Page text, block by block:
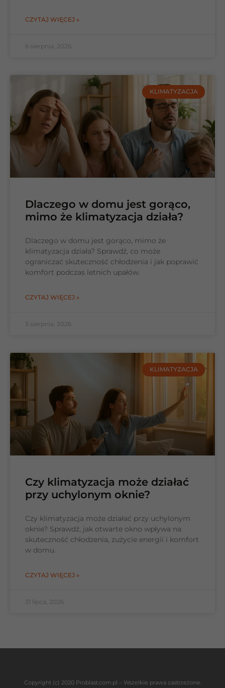
CZYTAJ WIĘCEJ »
6 sierpnia, 2026
KLIMATYZACJA
Dlaczego w domu jest gorąco,
mimo że klimatyzacja działa?
Dlaczego w domu jest gorąco, mimo że
klimatyzacja działa? Sprawdź, co może
ograniczać skuteczność chłodzenia i jak poprawić
komfort podczas letnich upałów.
CZYTAJ WIĘCEJ »
3 sierpnia, 2026
KLIMATYZACJA
Czy klimatyzacja może działać
przy uchylonym oknie?
Czy klimatyzacja może działać przy uchylonym
oknie? Sprawdź, jak otwarte okno wpływa na
skuteczność chłodzenia, zużycie energii i komfort
w domu.
CZYTAJ WIĘCEJ »
31 lipca, 2026
Copyright (c) 2020 Problast.com.pl – Wszelkie prawa zastrzeżone.